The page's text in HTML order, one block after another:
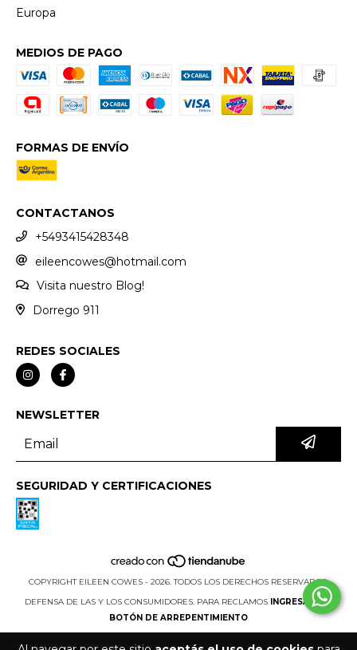
Europa
MEDIOS DE PAGO
FORMAS DE ENVÍO
CONTACTANOS
+5493415428348
eileencowes@hotmail.com
Visita nuestro Blog!
Dorrego 911
REDES SOCIALES
NEWSLETTER
SEGURIDAD Y CERTIFICACIONES
COPYRIGHT EILEEN COWES - 2026. TODOS LOS DERECHOS RESERVADOS.
DEFENSA DE LAS Y LOS CONSUMIDORES. PARA RECLAMOS
INGRESÁ ACÁ.
BOTÓN DE ARREPENTIMIENTO